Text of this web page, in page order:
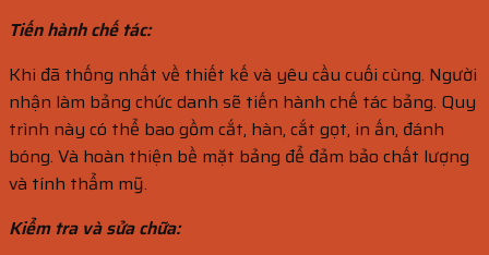
Tiến hành chế tác:
Khi đã thống nhất về thiết kế và yêu cầu cuối cùng. Người
nhận làm bảng chức danh sẽ tiến hành chế tác bảng. Quy
trình này có thể bao gồm cắt, hàn, cắt gọt, in ấn, đánh
bóng. Và hoàn thiện bề mặt bảng để đảm bảo chất lượng
và tính thẩm mỹ.
Kiểm tra và sửa chữa: